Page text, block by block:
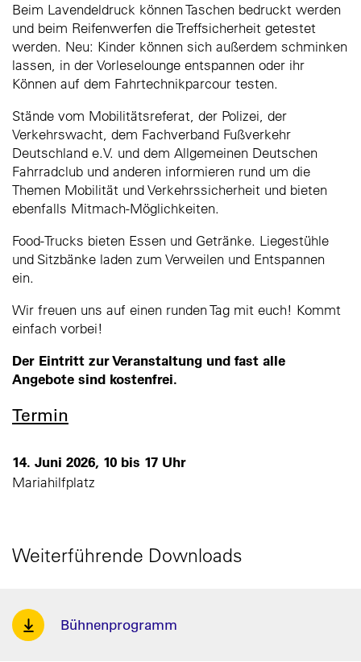
Beim Lavendeldruck können Taschen bedruckt werden
und beim Reifenwerfen die Treffsicherheit getestet
werden. Neu: Kinder können sich außerdem schminken
lassen, in der Vorleselounge entspannen oder ihr
Können auf dem Fahrtechnikparcour testen.
Stände vom Mobilitätsreferat, der Polizei, der
Verkehrswacht, dem Fachverband Fußverkehr
Deutschland e.V. und dem Allgemeinen Deutschen
Fahrradclub und anderen informieren rund um die
Themen Mobilität und Verkehrssicherheit und bieten
ebenfalls Mitmach-Möglichkeiten.
Food-Trucks bieten Essen und Getränke. Liegestühle
und Sitzbänke laden zum Verweilen und Entspannen
ein.
Wir freuen uns auf einen runden Tag mit euch! Kommt
einfach vorbei!
Der Eintritt zur Veranstaltung und fast alle
Angebote sind kostenfrei.
Termin
14. Juni 2026, 10 bis 17 Uhr
Mariahilfplatz
Weiterführende Downloads
Bühnenprogramm